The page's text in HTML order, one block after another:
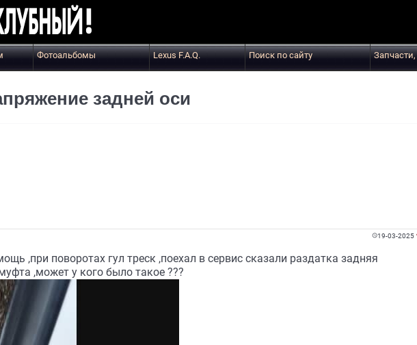
Фотоальбомы Lexus F.A.Q. Поиск по сайту
задней оси
19-03-2025
,при поворотах гул треск ,поехал в сервис сказали раздатка задняя
,может у кого было такое ???